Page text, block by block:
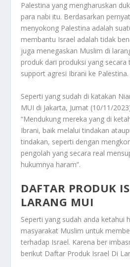
Palestina yang mengharuskan
para nabi itu. Berdasarkan
menyokong Palestina adalah
membantu Israel adalah tidak
juga menegaskan Muslim di
produk dari produksi yang secara
support agresi Ibrani ke Palestina.
Seperti yang sudah di katakan
MUI di Jakarta, Jumat (10/11/
“Mendukung mereka yang di
Ibrani, baik melalui tindakan
tindakan, seperti dengan
pengolah yang secara real
hukumnya haram”.
DAFTAR PRODUK
LARANG MUI
Seperti yang sudah anda ketahui
masyarakat Muslim untuk
terhadap Israel. Karena ber
berikut Daftar Produk Israel Di